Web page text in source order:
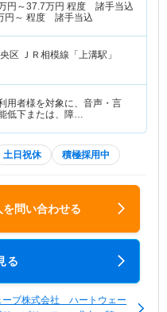
円～37.7万円 程度 諸手当込
円～ 程度 諸手当込
区 ＪＲ相模線「上溝駅」
用者様を対象に、音声・言
低下または、障…
土日祝休 積極採用中
を問い合わせる
る
ーブ株式会社 ハートウェー